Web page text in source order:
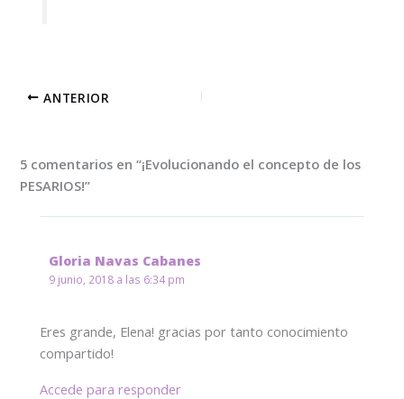
ANTERIOR
5 comentarios en “¡Evolucionando el concepto de los
PESARIOS!”
Gloria Navas Cabanes
9 junio, 2018 a las 6:34 pm
Eres grande, Elena! gracias por tanto conocimiento
compartido!
Accede para responder